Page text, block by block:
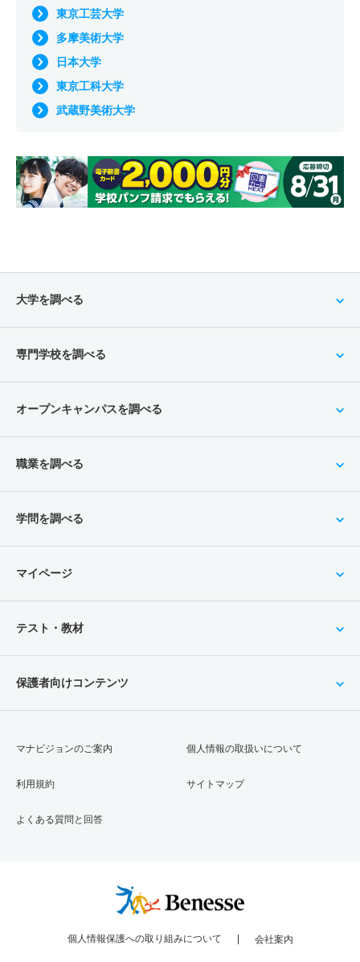
東京工芸大学
多摩美術大学
日本大学
東京工科大学
武蔵野美術大学
大学を調べる
専門学校を調べる
オープンキャンパスを調べる
職業を調べる
学問を調べる
マイページ
テスト・教材
保護者向けコンテンツ
マナビジョンのご案内
利用規約
よくある質問と回答
個人情報の取扱いについて
サイトマップ
個人情報保護への取り組みについて 会社案内